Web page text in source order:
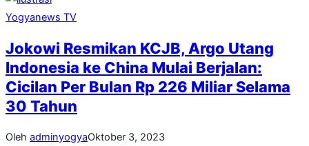
Yogyanews TV
Jokowi Resmikan KCJB, Argo Utang
Indonesia ke China Mulai Berjalan:
Cicilan Per Bulan Rp 226 Miliar Selama
30 Tahun
Oleh adminyogyaOktober 3, 2023